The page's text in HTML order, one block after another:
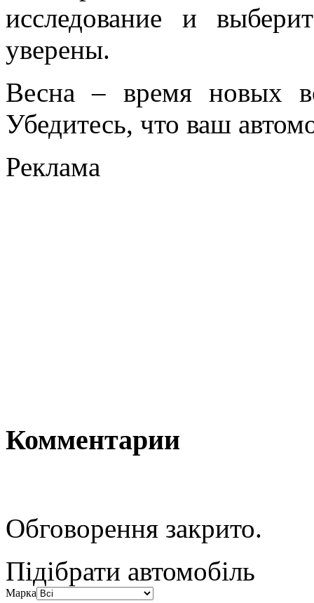
исследование и
уверены.
Весна – время новых
Убедитесь, что ваш
Реклама
Комментарии
Обговорення закрито.
Підібрати автомобіль
Марка